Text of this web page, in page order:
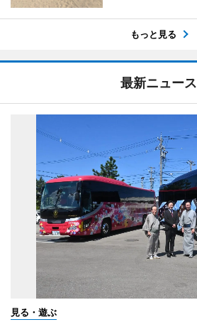
もっと見る
最新ニュース
見る・遊ぶ